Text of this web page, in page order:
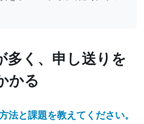
多く、申し送りを
かる
と課題を教えてください。